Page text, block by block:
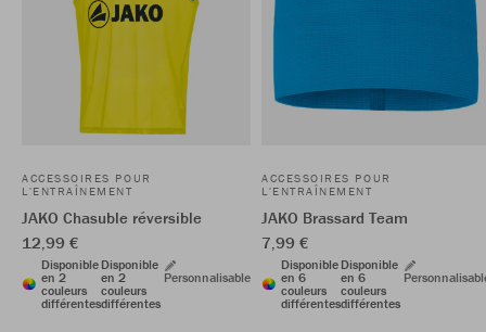
ACCESSOIRES POUR
L'ENTRAÎNEMENT
JAKO Chasuble réversible
12,99 €
Disponible
en 2
couleurs
différentes
Disponible
en 2
couleurs
différentes
Personnalisable
ACCESSOIRES POUR
L'ENTRAÎNEMENT
JAKO Brassard Team
7,99 €
Disponible
en 6
couleurs
différentes
Disponible
en 6
couleurs
différentes